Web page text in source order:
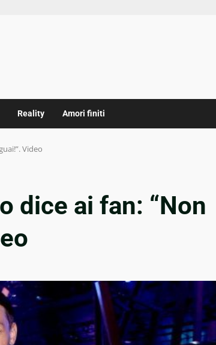
Reality Amori finiti
Video
dice ai fan: “Non